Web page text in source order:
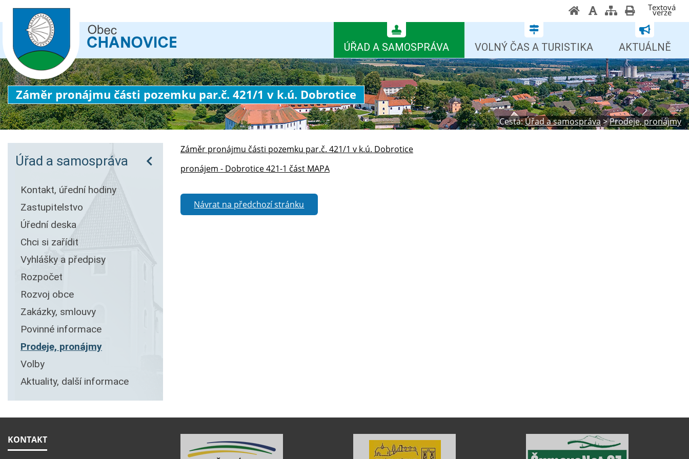
Textová
verze
ÚŘAD A SAMOSPRÁVA VOLNÝ ČAS A TURISTIKA AKTUÁLNĚ
Záměr pronájmu části pozemku par.č. 421/1 v k.ú. Dobrotice
Cesta:Úřad a samospráva>Prodeje, pronájmy
Úřad a samospráva
Kontakt, úřední hodiny
Zastupitelstvo
Úřední deska
Chci si zařídit
Vyhlášky a předpisy
Rozpočet
Rozvoj obce
Zakázky, smlouvy
Povinné informace
Prodeje, pronájmy
Volby
Aktuality, další informace
Záměr pronájmu části pozemku par.č. 421/1 v k.ú. Dobrotice
pronájem - Dobrotice 421-1 část MAPA
Návrat na předchozí stránku
KONTAKT